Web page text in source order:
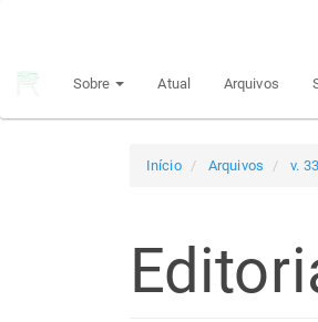
principal
Sobre Atual Arquivos
Início Arquivos v.